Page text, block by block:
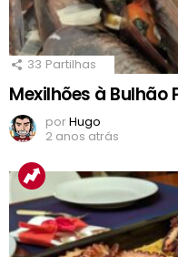
33 Partilhas
Mexilhões à Bulhão
porHugo
2 anos atrás